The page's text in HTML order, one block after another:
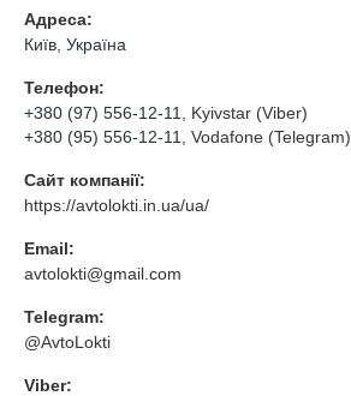
Адреса:
Київ, Україна
Телефон:
+380 (97) 556-12-11
, Kyivstar (Viber)
+380 (95) 556-12-11
, Vodafone (Telegram)
Сайт компанії:
https://avtolokti.in.ua/ua/
Email:
avtolokti@gmail.com
Telegram:
@AvtoLokti
Viber: